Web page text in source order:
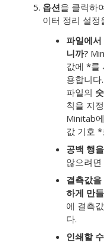
옵션을 클릭하
이터 정리 설정
파일에
니까?
값에 *를
용합니
파일의
칙을 지
Minitab
값 기호
공백 행
않으려
결측값
하게 만
에 결측
다.
인쇄할